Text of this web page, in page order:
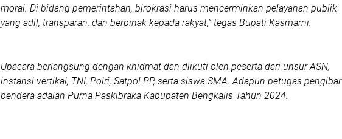
moral. Di bidang pemerintahan, birokrasi harus mencerminkan pelayanan publik
yang adil, transparan, dan berpihak kepada rakyat,” tegas Bupati Kasmarni.
Upacara berlangsung dengan khidmat dan diikuti oleh peserta dari unsur ASN,
instansi vertikal, TNI, Polri, Satpol PP, serta siswa SMA. Adapun petugas pengibar
bendera adalah Purna Paskibraka Kabupaten Bengkalis Tahun 2024.